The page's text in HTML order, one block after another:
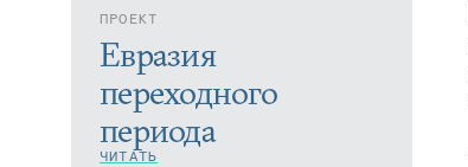
ПРОЕКТ
Евразия
переходного
периода
ЧИТАТЬ